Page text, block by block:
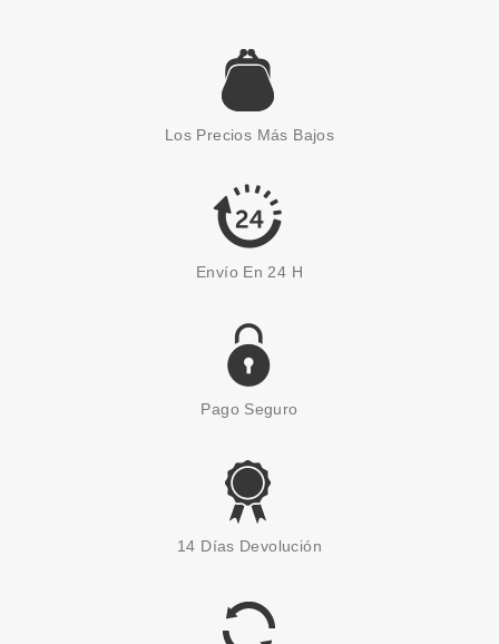
LAURA BIAGIOTTI
LAURA BIAGIOTTI ROMA EDT
100 ML
45.50€
LAURA BIAGIOTTI
50 ML
29.99€
Los Precios Más Bajos
Envío En 24 H
Pago Seguro
14 Días Devolución